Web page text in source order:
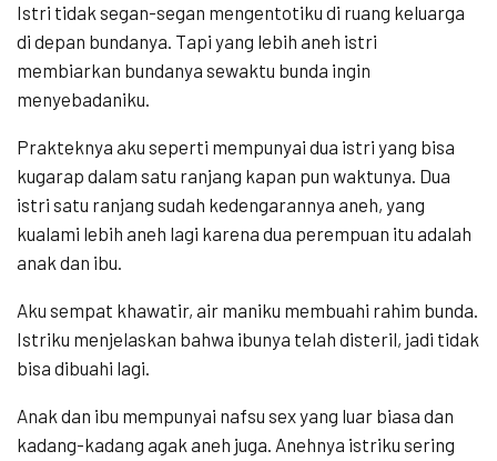
Istri tidak segan-segan mengentotiku di ruang keluarga
di depan bundanya. Tapi yang lebih aneh istri
membiarkan bundanya sewaktu bunda ingin
menyebadaniku.
Prakteknya aku seperti mempunyai dua istri yang bisa
kugarap dalam satu ranjang kapan pun waktunya. Dua
istri satu ranjang sudah kedengarannya aneh, yang
kualami lebih aneh lagi karena dua perempuan itu adalah
anak dan ibu.
Aku sempat khawatir, air maniku membuahi rahim bunda.
Istriku menjelaskan bahwa ibunya telah disteril, jadi tidak
bisa dibuahi lagi.
Anak dan ibu mempunyai nafsu sex yang luar biasa dan
kadang-kadang agak aneh juga. Anehnya istriku sering